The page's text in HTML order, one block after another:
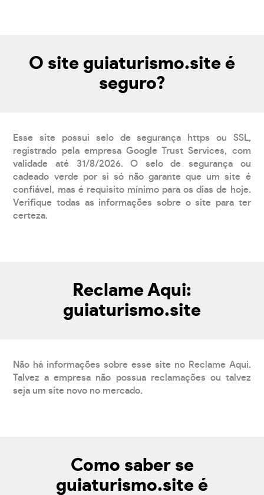
O site guiaturismo.site é
seguro?
Esse site possui selo de segurança https ou SSL,
registrado pela empresa Google Trust Services, com
validade até 31/8/2026. O selo de segurança ou
cadeado verde por si só não garante que um site é
confiável, mas é requisito mínimo para os dias de hoje.
Verifique todas as informações sobre o site para ter
certeza.
Reclame Aqui:
guiaturismo.site
Não há informações sobre esse site no Reclame Aqui.
Talvez a empresa não possua reclamações ou talvez
seja um site novo no mercado.
Como saber se
guiaturismo.site é